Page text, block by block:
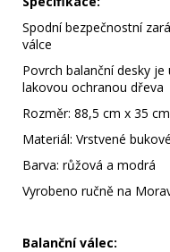
Spodní bezpečnostní
válce
Povrch balanční desky
lakovou ochranou dřeva
Rozměr: 88,5 cm x 35 cm
Materiál: Vrstvené
Barva: růžová a modrá
Vyrobeno ručně na
Balanční válec: